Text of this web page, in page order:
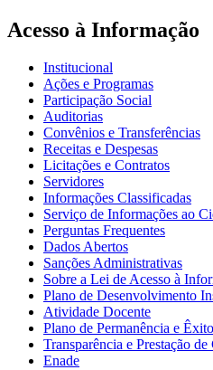
Acesso à Informação
Institucional
Ações e Programas
Participação Social
Auditorias
Convênios e Transferências
Receitas e Despesas
Licitações e Contratos
Servidores
Informações Classificadas
Serviço de Informações ao
Perguntas Frequentes
Dados Abertos
Sanções Administrativas
Sobre a Lei de Acesso à
Plano de Desenvolvimento
Atividade Docente
Plano de Permanência e Êxito
Transparência e Prestação de
Enade